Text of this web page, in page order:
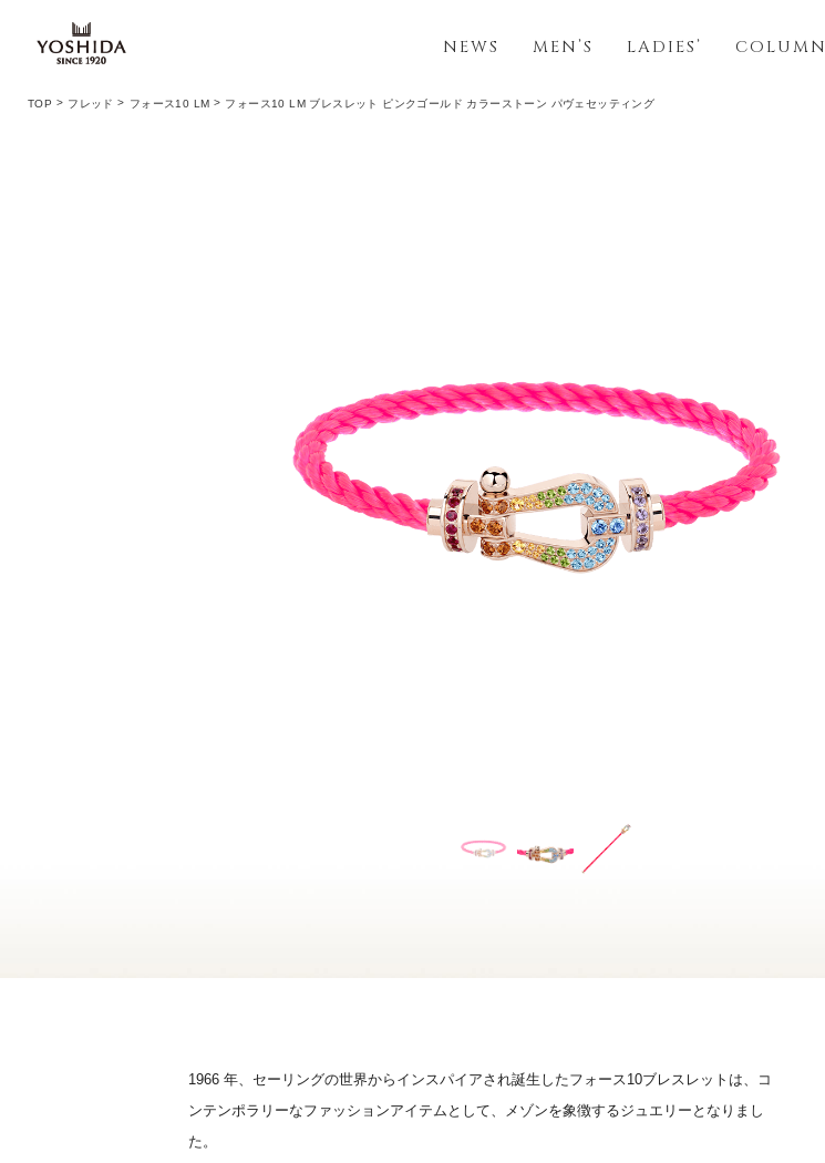
NEWS MEN’S LADIES’ COLUMN
TOP フレッド フォース10 LM フォース10 LM ブレスレット ピンクゴールド カラーストーン パヴェセッティング
1966 年、セーリングの世界からインスパイアされ誕生したフォース10ブレスレットは、コ
ンテンポラリーなファッションアイテムとして、メゾンを象徴するジュエリーとなりまし
た。